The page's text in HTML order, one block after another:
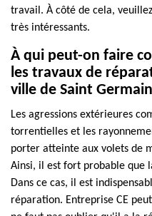
travail. À côté de cela,
très intéressants.
À qui peut-on faire
les travaux de
ville de Saint
Les agressions extérieures
torrentielles et les
porter atteinte aux volets de
Ainsi, il est fort probable que
Dans ce cas, il est
réparation. Entreprise CE